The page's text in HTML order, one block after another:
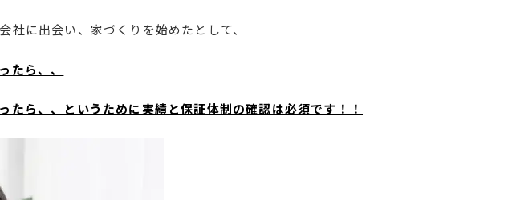
社に出会い、家づくりを始めたとして、
たら、、
たら、、というために実績と保証体制の確認は必須です！！